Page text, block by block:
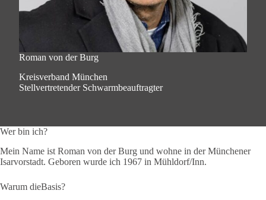
Roman von der Burg
Kreisverband München
Stellvertretender Schwarmbeauftragter
Wer bin ich?
Mein Name ist Roman von der Burg und wohne in der Münchener
Isarvorstadt. Geboren wurde ich 1967 in Mühldorf/Inn.
Warum dieBasis?